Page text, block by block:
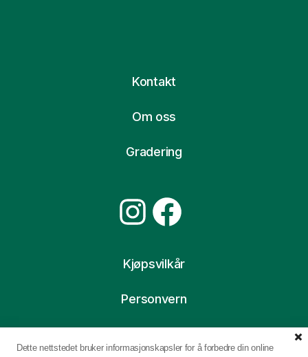
Kontakt
Om oss
Gradering
Instagram
Facebook
Kjøpsvilkår
Personvern
Dette nettstedet bruker informasjonskapsler for å forbedre din online